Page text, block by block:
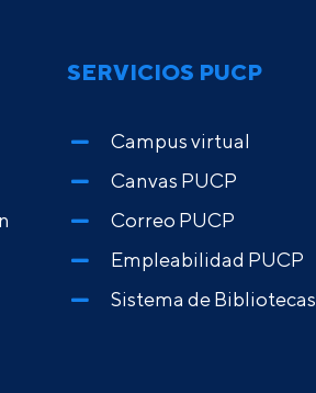
SERVICIOS PUCP
Campus virtual
Canvas PUCP
Correo PUCP
Empleabilidad PUCP
Sistema de Bibliotecas